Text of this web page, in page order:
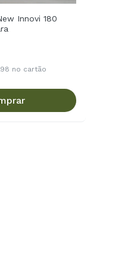
Innovi 180
no cartão